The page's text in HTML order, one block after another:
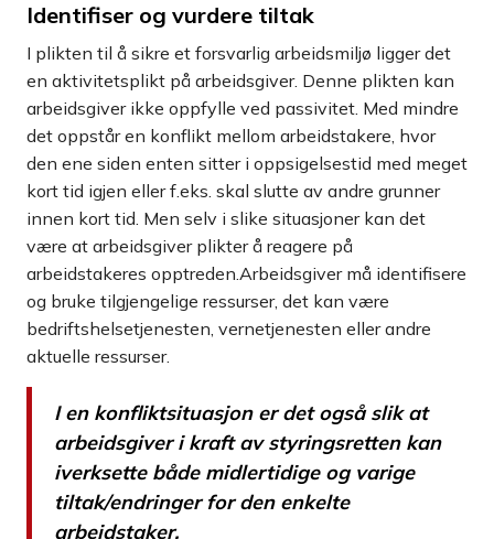
Identifiser og vurdere tiltak
I plikten til å sikre et forsvarlig arbeidsmiljø ligger det
en aktivitetsplikt på arbeidsgiver. Denne plikten kan
arbeidsgiver ikke oppfylle ved passivitet. Med mindre
det oppstår en konflikt mellom arbeidstakere, hvor
den ene siden enten sitter i oppsigelsestid med meget
kort tid igjen eller f.eks. skal slutte av andre grunner
innen kort tid. Men selv i slike situasjoner kan det
være at arbeidsgiver plikter å reagere på
arbeidstakeres opptreden.Arbeidsgiver må identifisere
og bruke tilgjengelige ressurser, det kan være
bedriftshelsetjenesten, vernetjenesten eller andre
aktuelle ressurser.
I en konfliktsituasjon er det også slik at
arbeidsgiver i kraft av styringsretten kan
iverksette både midlertidige og varige
tiltak/endringer for den enkelte
arbeidstaker.